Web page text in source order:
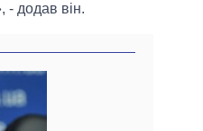
- додав він.